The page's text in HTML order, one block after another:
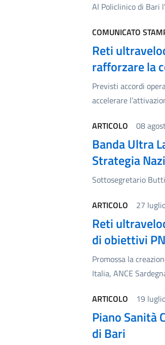
Al Policlinico di Bari
COMUNICATO
Reti
rafforzare la
Previsti accordi
accelerare
ARTICOLO 08
Banda Ultra
Strategia
Sottosegretario
ARTICOLO 27
Reti
di obiettivi
Promossa la
Italia, ANCE
ARTICOLO 19
Piano Sanità
di Bari